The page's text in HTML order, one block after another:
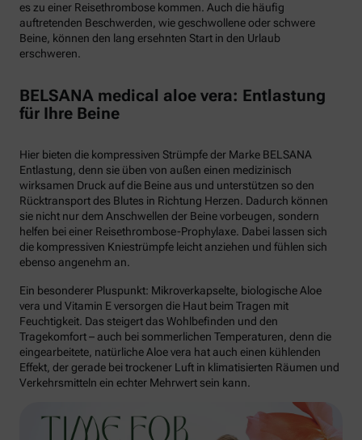
es zu einer Reisethrombose kommen. Auch die häufig
auftretenden Beschwerden, wie geschwollene oder schwere
Beine, können den lang ersehnten Start in den Urlaub
erschweren.
BELSANA medical aloe vera: Entlastung
für Ihre Beine
Hier bieten die kompressiven Strümpfe der Marke BELSANA
Entlastung, denn sie üben von außen einen medizinisch
wirksamen Druck auf die Beine aus und unterstützen so den
Rücktransport des Blutes in Richtung Herzen. Dadurch können
sie nicht nur dem Anschwellen der Beine vorbeugen, sondern
helfen bei einer Reisethrombose-Prophylaxe. Dabei lassen sich
die kompressiven Kniestrümpfe leicht anziehen und fühlen sich
ebenso angenehm an.
Ein besonderer Pluspunkt: Mikroverkapselte, biologische Aloe
vera und Vitamin E versorgen die Haut beim Tragen mit
Feuchtigkeit. Das steigert das Wohlbefinden und den
Tragekomfort – auch bei sommerlichen Temperaturen, denn die
eingearbeitete, natürliche Aloe vera hat auch einen kühlenden
Effekt, der gerade bei trockener Luft in klimatisierten Räumen und
Verkehrsmitteln ein echter Mehrwert sein kann.